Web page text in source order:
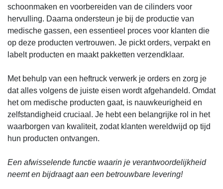
schoonmaken en voorbereiden van de cilinders voor
hervulling. Daarna ondersteun je bij de productie van
medische gassen, een essentieel proces voor klanten die
op deze producten vertrouwen. Je pickt orders, verpakt en
labelt producten en maakt pakketten verzendklaar.
Met behulp van een heftruck verwerk je orders en zorg je
dat alles volgens de juiste eisen wordt afgehandeld. Omdat
het om medische producten gaat, is nauwkeurigheid en
zelfstandigheid cruciaal. Je hebt een belangrijke rol in het
waarborgen van kwaliteit, zodat klanten wereldwijd op tijd
hun producten ontvangen.
Een afwisselende functie waarin je verantwoordelijkheid
neemt en bijdraagt aan een betrouwbare levering!